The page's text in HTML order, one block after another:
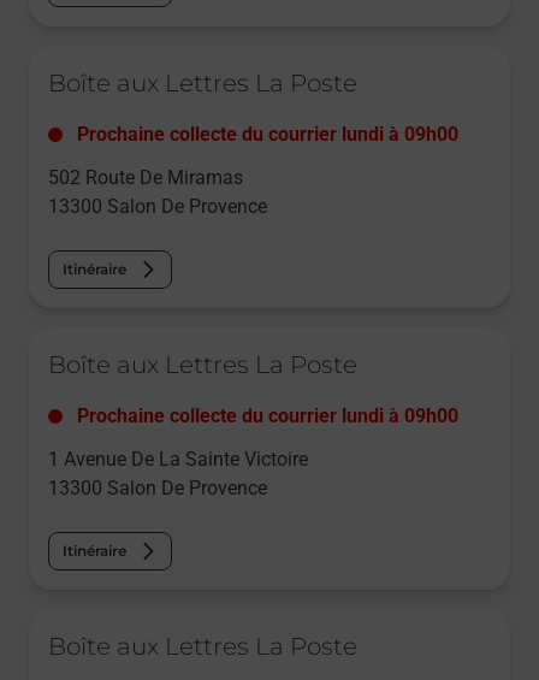
Boîte aux Lettres La Poste
Prochaine collecte du courrier lundi à 09h00
502 Route De Miramas
13300 Salon De Provence
Itinéraire
Boîte aux Lettres La Poste
Prochaine collecte du courrier lundi à 09h00
1 Avenue De La Sainte Victoire
13300 Salon De Provence
Itinéraire
Boîte aux Lettres La Poste